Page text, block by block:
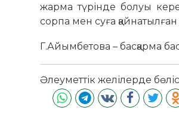
жарма түрінде болуы
сорпа мен суға қайнатылған
Г.Айымбетова – басқарма
Әлеуметтік желілерде